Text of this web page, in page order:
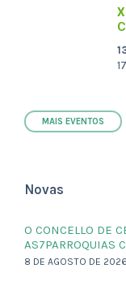
MAIS EVENTOS
Novas
O CONCELLO DE
AS7PARROQUIAS
8 DE AGOSTO DE 2026